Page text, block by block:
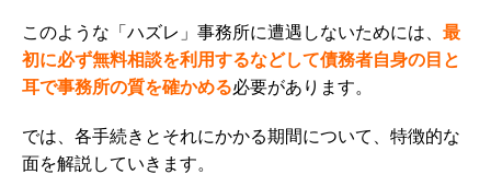
このような「ハズレ」事務所に遭遇しないためには、 最
初に必ず無料相談を利用するなどして債務者自身の目と
耳で事務所の質を確かめる必要があります。
では、各手続きとそれにかかる期間について、特徴的な
面を解説していきます。